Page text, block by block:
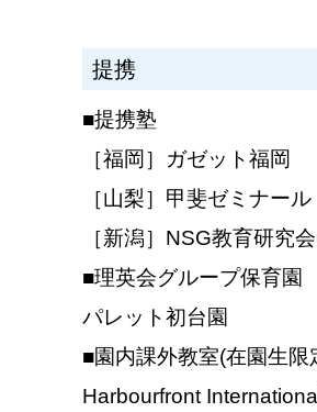
提携
■提携塾
［福岡］ガゼット福岡
［山梨］甲斐ゼミナール
［新潟］NSG教育研究
■理英会グループ保育園
パレット初台園
■園内課外教室(在園生限
Harbourfront